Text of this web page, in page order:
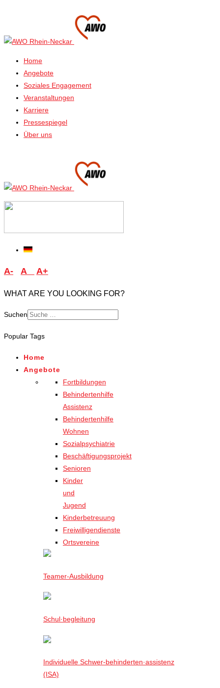
Home
Angebote
Soziales Engagement
Veranstaltungen
Karriere
Pressespiegel
Über uns
A- A A+
WHAT ARE YOU LOOKING FOR?
Suchen
for results.
Popular Tags
Home
Angebote
Fortbildungen
Behindertenhilfe
Assistenz
Behindertenhilfe
Wohnen
Sozialpsychiatrie
Beschäftigungsprojekt
Senioren
Kinder
und
Jugend
Kinderbetreuung
Freiwilligendienste
Ortsvereine
Teamer-Ausbildung
Schul·begleitung
Individuelle Schwer-behinderten·assistenz
(ISA)